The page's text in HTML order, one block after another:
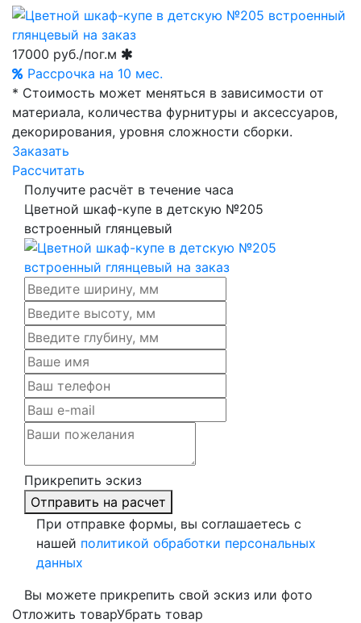
17000 руб./пог.м
Рассрочка на 10 мес.
* Стоимость может меняться в зависимости от
материала, количества фурнитуры и аксессуаров,
декорирования, уровня сложности сборки.
Заказать
Рассчитать
Получите расчёт в течение часа
Цветной шкаф-купе в детскую №205
встроенный глянцевый
Прикрепить эскиз
Отправить на расчет
При отправке формы, вы соглашаетесь с
нашей политикой обработки персональных
данных
Вы можете прикрепить свой эскиз или фото
Отложить товарУбрать товар